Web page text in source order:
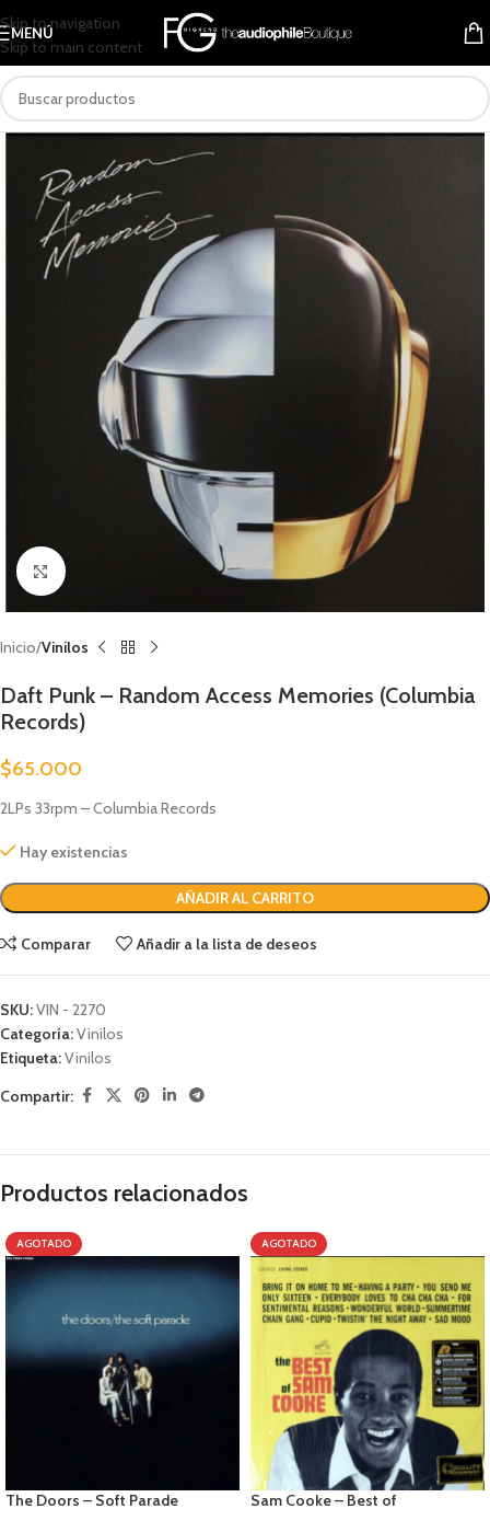
Skip to navigation
Skip to main content
MENÚ
Clic para ampliar
Inicio Vinilos
Daft Punk – Random Access Memories (Columbia
Records)
$65.000
2LPs 33rpm – Columbia Records
Hay existencias
AÑADIR AL CARRITO
Comparar Añadir a la lista de deseos
SKU:VIN - 2270
Categoría:Vinilos
Etiqueta:Vinilos
Compartir:
Productos relacionados
AGOTADO
The Doors – Soft Parade
AGOTADO
Sam Cooke – Best of